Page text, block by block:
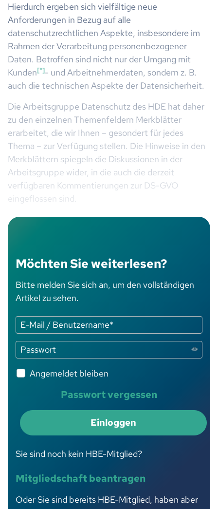
Hierdurch ergeben sich vielfältige neue
Anforderungen in Bezug auf alle
datenschutzrechtlichen Aspekte, insbesondere im
Rahmen der Verarbeitung personenbezogener
Daten. Betroffen sind nicht nur der Umgang mit
Kunden * - und Arbeitnehmerdaten, sondern z. B.
auch die technischen Aspekte der Datensicherheit.
Die Arbeitsgruppe Datenschutz des HDE hat daher
zu den einzelnen Themenfeldern Merkblätter
erarbeitet, die wir Ihnen – gesondert für jedes
Thema – zur Verfügung stellen. Die Hinweise in den
Merkblättern spiegeln die Diskussionen in der
Arbeitsgruppe wider, in die auch die derzeit
verfügbaren Kommentierungen zur DS-GVO
eingeflossen sind.
Möchten Sie weiterlesen?
Bitte melden Sie sich an, um den vollständigen
Artikel zu sehen.
Angemeldet bleiben
Passwort vergessen
Einloggen
Sie sind noch kein HBE-Mitglied?
Mitgliedschaft beantragen
Oder Sie sind bereits HBE-Mitglied, haben aber